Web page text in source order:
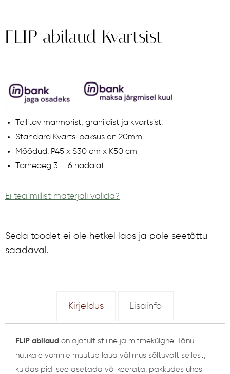
FLIP abilaud Kvartsist
Tellitav marmorist, graniidist ja kvartsist.
Standard Kvartsi paksus on 20mm.
Mõõdud: P45 x S30 cm x K50 cm
Tarneaeg 3 – 6 nädalat
Ei tea millist materjali valida?
Seda toodet ei ole hetkel laos ja pole seetõttu
saadaval.
Kirjeldus Lisainfo
FLIP abilaud on ajatult stiilne ja mitmekülgne. Tänu
nutikale vormile muutub laua välimus sõltuvalt sellest,
kuidas pidi see asetada või keerata, pakkudes ühes